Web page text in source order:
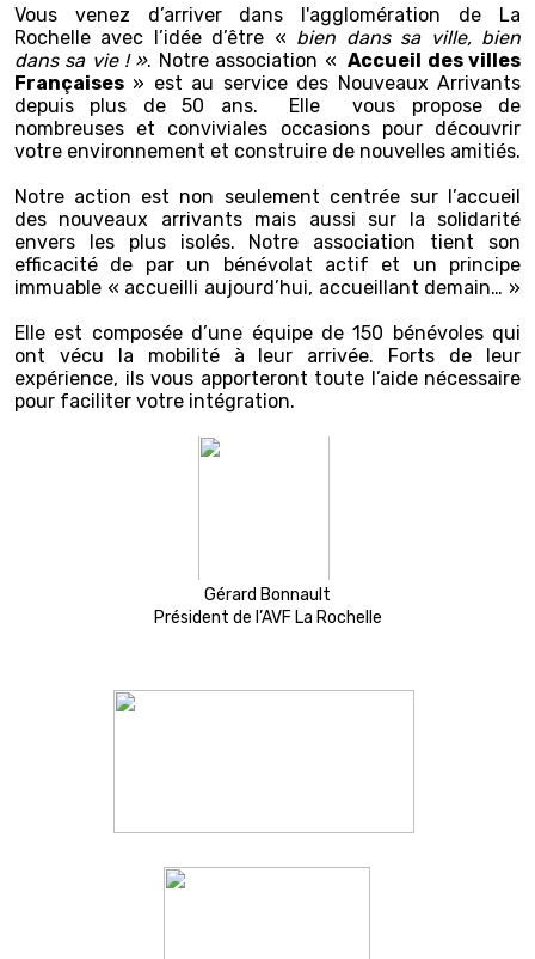
Vous venez d’arriver dans l'agglomération de La
Rochelle avec l’idée d’être « bien dans sa ville, bien
dans sa vie ! ». Notre association « Accueil des villes
Françaises » est au service des Nouveaux Arrivants
depuis plus de 50 ans. Elle vous propose de
nombreuses et conviviales occasions pour découvrir
votre environnement et construire de nouvelles amitiés.
Notre action est non seulement centrée sur l’accueil
des nouveaux arrivants mais aussi sur la solidarité
envers les plus isolés. Notre association tient son
efficacité de par un bénévolat actif et un principe
immuable « accueilli aujourd’hui, accueillant demain… »
Elle est composée d’une équipe de 150 bénévoles qui
ont vécu la mobilité à leur arrivée. Forts de leur
expérience, ils vous apporteront toute l’aide nécessaire
pour faciliter votre intégration.
Gérard Bonnault
Président de l’AVF La Rochelle